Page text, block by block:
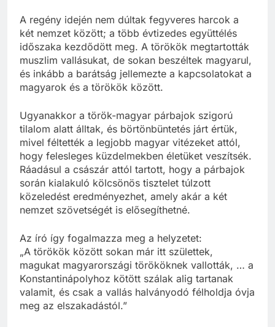
A regény idején nem dúltak fegyveres harcok a
két nemzet között; a több évtizedes együttélés
időszaka kezdődött meg. A törökök megtartották
muszlim vallásukat, de sokan beszéltek magyarul,
és inkább a barátság jellemezte a kapcsolatokat a
magyarok és a törökök között.
Ugyanakkor a török-magyar párbajok szigorú
tilalom alatt álltak, és börtönbüntetés járt értük,
mivel féltették a legjobb magyar vitézeket attól,
hogy felesleges küzdelmekben életüket veszítsék.
Ráadásul a császár attól tartott, hogy a párbajok
során kialakuló kölcsönös tisztelet túlzott
közeledést eredményezhet, amely akár a két
nemzet szövetségét is elősegíthetné.
Az író így fogalmazza meg a helyzetet:
„A törökök között sokan már itt születtek,
magukat magyarországi törököknek vallották, … a
Konstantinápolyhoz kötött szálak alig tartanak
valamit, és csak a vallás halványodó félholdja óvja
meg az elszakadástól.”